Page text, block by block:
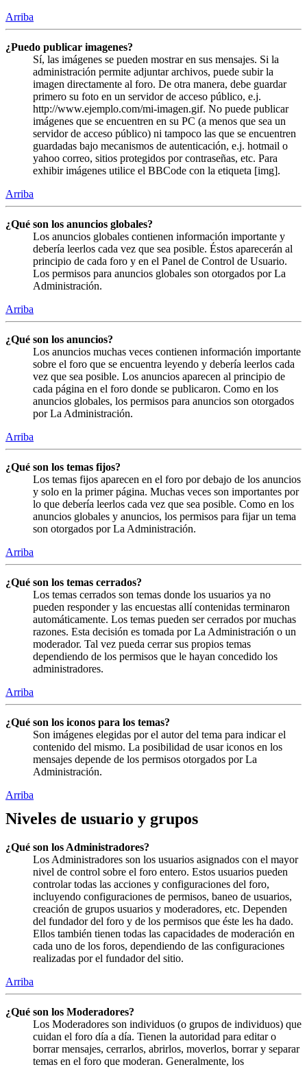
Arriba
¿Puedo publicar imagenes?
Sí, las imágenes se pueden mostrar en sus mensajes. Si la
administración permite adjuntar archivos, puede subir la
imagen directamente al foro. De otra manera, debe guardar
primero su foto en un servidor de acceso público, e.j.
http://www.ejemplo.com/mi-imagen.gif. No puede publicar
imágenes que se encuentren en su PC (a menos que sea un
servidor de acceso público) ni tampoco las que se encuentren
guardadas bajo mecanismos de autenticación, e.j. hotmail o
yahoo correo, sitios protegidos por contraseñas, etc. Para
exhibir imágenes utilice el BBCode con la etiqueta [img].
Arriba
¿Qué son los anuncios globales?
Los anuncios globales contienen información importante y
debería leerlos cada vez que sea posible. Éstos aparecerán al
principio de cada foro y en el Panel de Control de Usuario.
Los permisos para anuncios globales son otorgados por La
Administración.
Arriba
¿Qué son los anuncios?
Los anuncios muchas veces contienen información importante
sobre el foro que se encuentra leyendo y debería leerlos cada
vez que sea posible. Los anuncios aparecen al principio de
cada página en el foro donde se publicaron. Como en los
anuncios globales, los permisos para anuncios son otorgados
por La Administración.
Arriba
¿Qué son los temas fijos?
Los temas fijos aparecen en el foro por debajo de los anuncios
y solo en la primer página. Muchas veces son importantes por
lo que debería leerlos cada vez que sea posible. Como en los
anuncios globales y anuncios, los permisos para fijar un tema
son otorgados por La Administración.
Arriba
¿Qué son los temas cerrados?
Los temas cerrados son temas donde los usuarios ya no
pueden responder y las encuestas allí contenidas terminaron
automáticamente. Los temas pueden ser cerrados por muchas
razones. Esta decisión es tomada por La Administración o un
moderador. Tal vez pueda cerrar sus propios temas
dependiendo de los permisos que le hayan concedido los
administradores.
Arriba
¿Qué son los iconos para los temas?
Son imágenes elegidas por el autor del tema para indicar el
contenido del mismo. La posibilidad de usar iconos en los
mensajes depende de los permisos otorgados por La
Administración.
Arriba
Niveles de usuario y grupos
¿Qué son los Administradores?
Los Administradores son los usuarios asignados con el mayor
nivel de control sobre el foro entero. Estos usuarios pueden
controlar todas las acciones y configuraciones del foro,
incluyendo configuraciones de permisos, baneo de usuarios,
creación de grupos usuarios y moderadores, etc. Dependen
del fundador del foro y de los permisos que éste les ha dado.
Ellos también tienen todas las capacidades de moderación en
cada uno de los foros, dependiendo de las configuraciones
realizadas por el fundador del sitio.
Arriba
¿Qué son los Moderadores?
Los Moderadores son individuos (o grupos de individuos) que
cuidan el foro día a día. Tienen la autoridad para editar o
borrar mensajes, cerrarlos, abrirlos, moverlos, borrar y separar
temas en el foro que moderan. Generalmente, los